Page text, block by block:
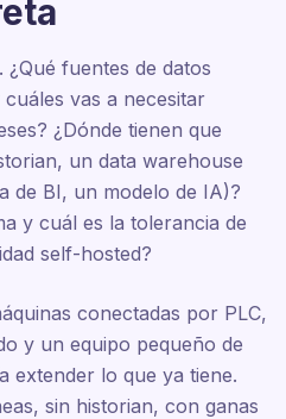
fuentes de datos
vas a necesitar
¿Dónde tienen que
un data warehouse
de BI, un modelo de IA)?
y cuál es la tolerancia de
self-hosted?
conectadas por PLC,
y un equipo pequeño de
extender lo que ya tiene.
sin historian, con ganas